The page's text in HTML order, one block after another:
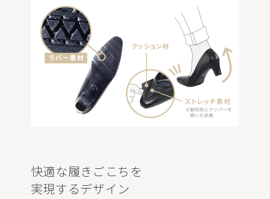
快適な履きごこちを
実現するデザイン